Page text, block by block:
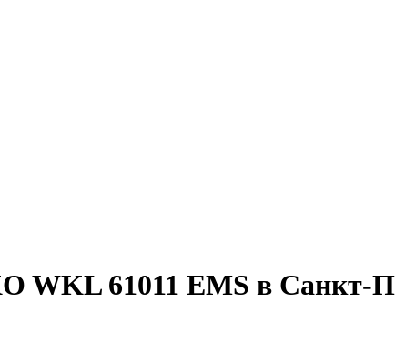
WKL 61011 EMS в Санкт-